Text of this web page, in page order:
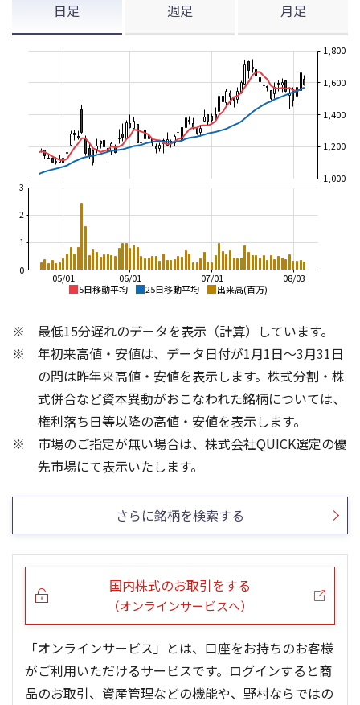
日足 週足 月足
5日移動平均 25日移動平均 出来高(百万)
08/03
07/01
06/01
05/01
1,000
1,200
1,400
1,600
1,800
0
1
2
3
13週移動平均 26週移動平均 出来高(千)
600
1,000
1,200
1,400
1,600
0
1,500
5ヶ月移動平均 25ヶ月移動平均 出来高(千)
0
1,000
1,500
0
1,000
1,500
2,000
最低15分遅れのデータを表示（計算）しています。
年初来高値・安値は、データ日付が1月1日～3月31日
の間は昨年来高値・安値を表示します。株式分割・株
式併合など資本異動がおこなわれた銘柄については、
権利落ち日等以降の高値・安値を表示します。
市場のご指定が無い場合は、株式会社QUICK選定の優
先市場にて表示いたします。
さらに銘柄を検索する
国内株式のお取引をする
（オンラインサービスへ）
「オンラインサービス」とは、口座をお持ちのお客様
がご利用いただけるサービスです。ログインすると商
品のお取引、資産管理などの機能や、野村ならではの